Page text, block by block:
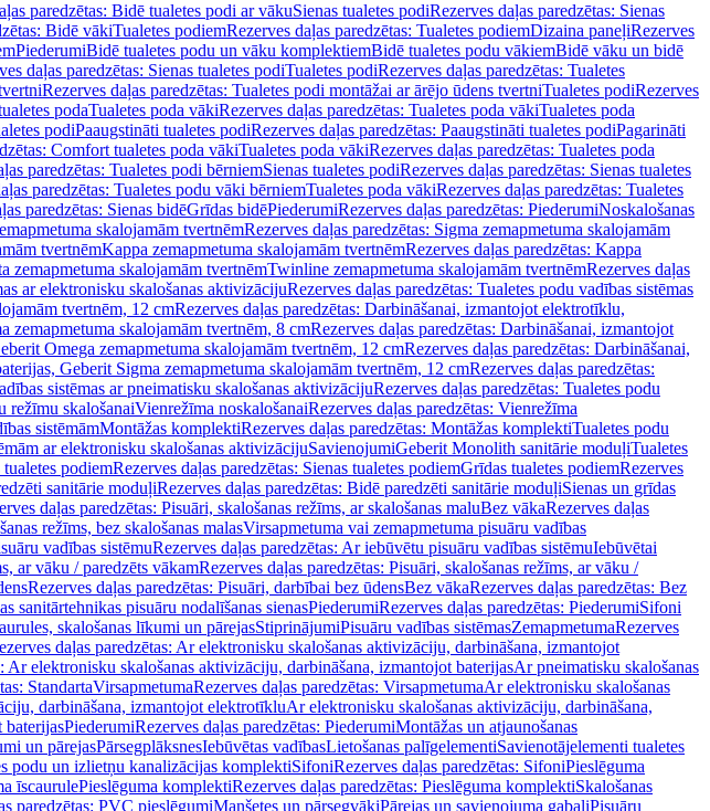
paredzētas: Bidē tualetes podi ar vākuSienas tualetes podiRezerves daļas paredzētas: Sienas
Bidē vākiTualetes podiemRezerves daļas paredzētas: Tualetes podiemDizaina paneļiRezerves
PiederumiBidē tualetes podu un vāku komplektiemBidē tualetes podu vākiemBidē vāku un bidē
daļas paredzētas: Sienas tualetes podiTualetes podiRezerves daļas paredzētas: Tualetes
Rezerves daļas paredzētas: Tualetes podi montāžai ar ārējo ūdens tvertniTualetes podiRezerves
podaTualetes poda vākiRezerves daļas paredzētas: Tualetes poda vākiTualetes poda
podiPaaugstināti tualetes podiRezerves daļas paredzētas: Paaugstināti tualetes podiPagarināti
Comfort tualetes poda vākiTualetes poda vākiRezerves daļas paredzētas: Tualetes poda
paredzētas: Tualetes podi bērniemSienas tualetes podiRezerves daļas paredzētas: Sienas tualetes
paredzētas: Tualetes podu vāki bērniemTualetes poda vākiRezerves daļas paredzētas: Tualetes
paredzētas: Sienas bidēGrīdas bidēPiederumiRezerves daļas paredzētas: PiederumiNoskalošanas
skalojamām tvertnēmRezerves daļas paredzētas: Sigma zemapmetuma skalojamām
tvertnēmKappa zemapmetuma skalojamām tvertnēmRezerves daļas paredzētas: Kappa
zemapmetuma skalojamām tvertnēmTwinline zemapmetuma skalojamām tvertnēmRezerves daļas
ar elektronisku skalošanas aktivizācijuRezerves daļas paredzētas: Tualetes podu vadības sistēmas
tvertnēm, 12 cmRezerves daļas paredzētas: Darbināšanai, izmantojot elektrotīklu,
skalojamām tvertnēm, 8 cmRezerves daļas paredzētas: Darbināšanai, izmantojot
Omega zemapmetuma skalojamām tvertnēm, 12 cmRezerves daļas paredzētas: Darbināšanai,
Geberit Sigma zemapmetuma skalojamām tvertnēm, 12 cmRezerves daļas paredzētas:
sistēmas ar pneimatisku skalošanas aktivizācijuRezerves daļas paredzētas: Tualetes podu
režīmu skalošanaiVienrežīma noskalošanaiRezerves daļas paredzētas: Vienrežīma
sistēmāmMontāžas komplektiRezerves daļas paredzētas: Montāžas komplektiTualetes podu
ar elektronisku skalošanas aktivizācijuSavienojumiGeberit Monolith sanitārie moduļiTualetes
tualetes podiemRezerves daļas paredzētas: Sienas tualetes podiemGrīdas tualetes podiemRezerves
sanitārie moduļiRezerves daļas paredzētas: Bidē paredzēti sanitārie moduļiSienas un grīdas
daļas paredzētas: Pisuāri, skalošanas režīms, ar skalošanas maluBez vākaRezerves daļas
režīms, bez skalošanas malasVirsapmetuma vai zemapmetuma pisuāru vadības
vadības sistēmuRezerves daļas paredzētas: Ar iebūvētu pisuāru vadības sistēmuIebūvētai
ar vāku / paredzēts vākamRezerves daļas paredzētas: Pisuāri, skalošanas režīms, ar vāku /
Rezerves daļas paredzētas: Pisuāri, darbībai bez ūdensBez vākaRezerves daļas paredzētas: Bez
sanitārtehnikas pisuāru nodalīšanas sienasPiederumiRezerves daļas paredzētas: PiederumiSifoni
skalošanas līkumi un pārejasStiprinājumiPisuāru vadības sistēmasZemapmetumaRezerves
daļas paredzētas: Ar elektronisku skalošanas aktivizāciju, darbināšana, izmantojot
Ar elektronisku skalošanas aktivizāciju, darbināšana, izmantojot baterijasAr pneimatisku skalošanas
StandartaVirsapmetumaRezerves daļas paredzētas: VirsapmetumaAr elektronisku skalošanas
darbināšana, izmantojot elektrotīkluAr elektronisku skalošanas aktivizāciju, darbināšana,
baterijasPiederumiRezerves daļas paredzētas: PiederumiMontāžas un atjaunošanas
un pārejasPārsegplāksnesIebūvētas vadībasLietošanas palīgelementiSavienotājelementi tualetes
podu un izlietņu kanalizācijas komplektiSifoniRezerves daļas paredzētas: SifoniPieslēguma
īscaurulePieslēguma komplektiRezerves daļas paredzētas: Pieslēguma komplektiSkalošanas
paredzētas: PVC pieslēgumiManšetes un pārsegvākiPārejas un savienojuma gabaliPisuāru